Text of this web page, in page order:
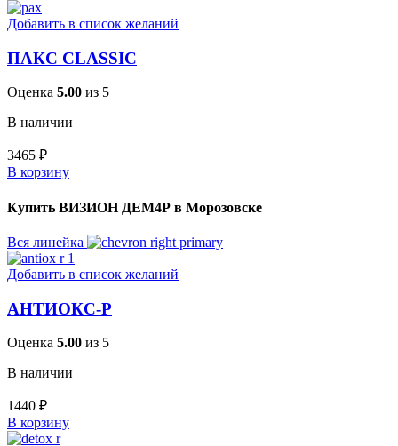
Добавить в список желаний
ПАКС CLASSIC
Оценка 5.00 из 5
В наличии
3465 ₽
В корзину
Купить ВИЗИОН ДЕМ4Р в Морозовске
Вся линейка
Добавить в список желаний
АНТИОКС-Р
Оценка 5.00 из 5
В наличии
1440 ₽
В корзину